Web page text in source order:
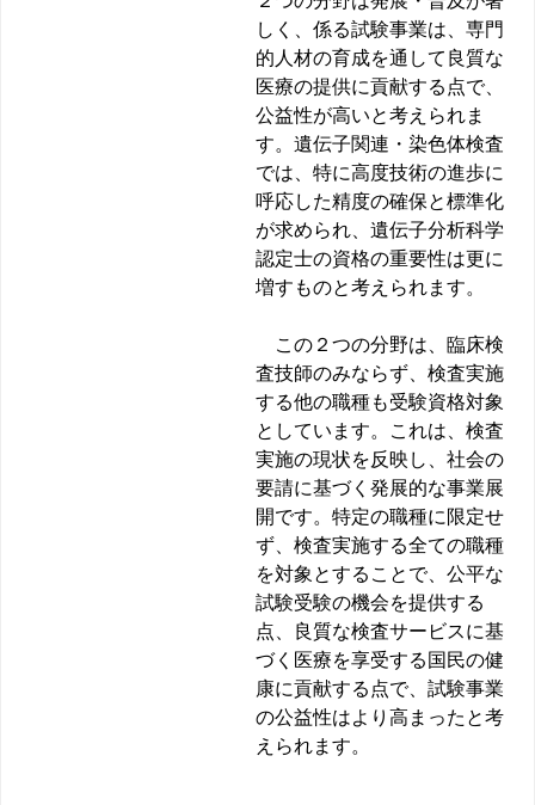
しく、係る試験事業は、専門
的人材の育成を通して良質な
医療の提供に貢献する点で、
公益性が高いと考えられま
す。遺伝子関連・染色体検査
では、特に高度技術の進歩に
呼応した精度の確保と標準化
が求められ、遺伝子分析科学
認定士の資格の重要性は更に
増すものと考えられます。
この２つの分野は、臨床検
査技師のみならず、検査実施
する他の職種も受験資格対象
としています。これは、検査
実施の現状を反映し、社会の
要請に基づく発展的な事業展
開です。特定の職種に限定せ
ず、検査実施する全ての職種
を対象とすることで、公平な
試験受験の機会を提供する
点、良質な検査サービスに基
づく医療を享受する国民の健
康に貢献する点で、試験事業
の公益性はより高まったと考
えられます。